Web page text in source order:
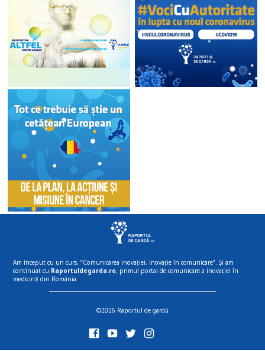
Am început cu un curs, “Comunicarea inovației, inovație în comunicare”. Și am
continuat cu Raportuldegarda.ro, primul portal de comunicare a inovației în
medicină din România.
©2026 Raportul de gardă